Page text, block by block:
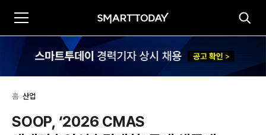
홈>산업
SOOP, ‘2026 CMAS